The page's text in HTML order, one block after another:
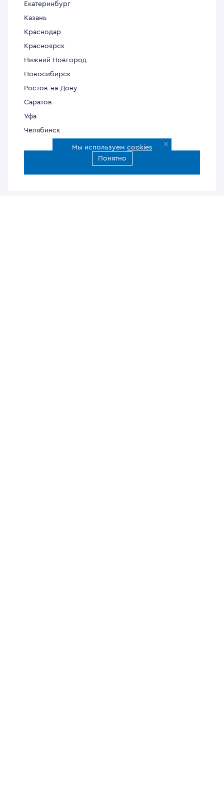
Екатеринбург
Казань
Краснодар
Красноярск
Нижний Новгород
Новосибирск
Ростов-на-Дону
Саратов
Уфа
Челябинск
Все города доставки
Мы используем cookies
Понятно